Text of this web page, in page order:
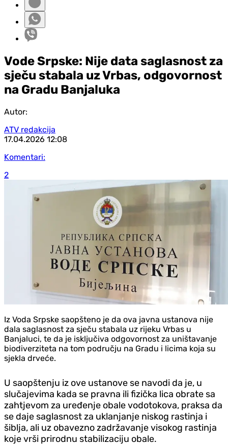
Vode Srpske: Nije data saglasnost za
sječu stabala uz Vrbas, odgovornost
na Gradu Banjaluka
Autor:
ATV redakcija
17.04.2026 12:08
Komentari:
2
Iz Voda Srpske saopšteno je da ova javna ustanova nije
dala saglasnost za sječu stabala uz rijeku Vrbas u
Banjaluci, te da je isključiva odgovornost za uništavanje
biodiverziteta na tom području na Gradu i licima koja su
sjekla drveće.
U saopštenju iz ove ustanove se navodi da je, u
slučajevima kada se pravna ili fizička lica obrate sa
zahtjevom za uređenje obale vodotokova, praksa da
se daje saglasnost za uklanjanje niskog rastinja i
šiblja, ali uz obavezno zadržavanje visokog rastinja
koje vrši prirodnu stabilizaciju obale.